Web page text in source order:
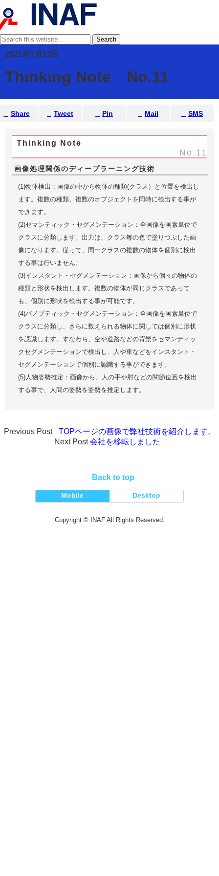
2021年1月13日
Thinking Note No.11
Share Tweet Pin Mail SMS
Thinking Note
No.11
画像処理関係のディープラーニング技術
(1)物体検出：画像の中から物体の種類(クラス）と位置を検出し
ます。複数の種類、複数のオブジェクトを同時に検出する事が
できます。
(2)セマンティック・セグメンテーション：全画像を画素単位で
クラスに分類します。出力は、クラス毎の色で塗りつぶした画
像になります。従って、同一クラスの複数の物体を個別に検出
する事は行いません。
(3)インスタント・セグメンテーション：画像から個々の物体の
種類と形状を検出します。複数の物体が同じクラスであって
も、個別に形状を検出する事が可能です。
(4)パノプティック・セグメンテーション：全画像を画素単位で
クラスに分類し、さらに数えられる物体に関しては個別に形状
を認識します。すなわち、空や道路などの背景をセマンティッ
クセグメンテーションで検出し、人や車などをインスタント・
セグメンテーションで個別に認識する事ができます。
(5)人物姿勢推定：画像から、人の手や肘などの関節位置を検出
する事で、人間の姿勢を姿勢を推定します。
Previous Post
TOPページの画像で弊社技術を紹介します。
Next Post会社を移転しました
Back to top
Mobile Desktop
Copyright © INAF All Rights Reserved.